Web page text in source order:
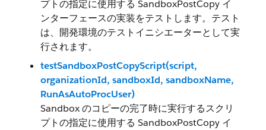
プトの指定に使用する SandboxPostCopy イ
ンターフェースの実装をテストします。テスト
は、開発環境のテストイニシエーターとして実
行されます。
testSandboxPostCopyScript(script,
organizationId, sandboxId, sandboxName,
RunAsAutoProcUser)
Sandbox のコピーの完了時に実行するスクリ
プトの指定に使用する SandboxPostCopy イ